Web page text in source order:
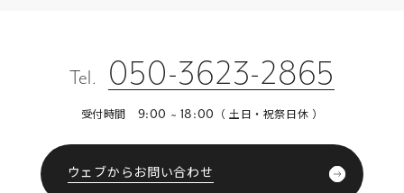
Tel. 050-3623-2865
受付時間 9:00 ~ 18:00 （ 土日・祝祭日休 ）
ウェブからお問い合わせ